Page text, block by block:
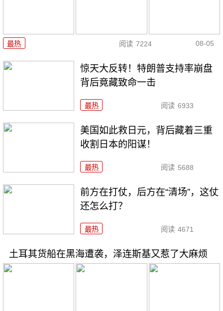
最热 阅读 7224 08-05
惊天大反转！特朗普支持率崩盘
背后竟藏致命一击
最热 阅读 6933
美国如此救日元，背后藏着三重
收割日本的阳谋！
最热 阅读 5688
前方在打仗，后方在“清场”，这仗
还怎么打？
最热 阅读 4671
土耳其货船在黑海遭袭，泽连斯基又惹了大麻烦